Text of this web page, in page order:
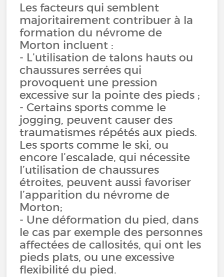
Les facteurs qui semblent
majoritairement contribuer à la
formation du névrome de
Morton incluent :
- L’utilisation de talons hauts ou
chaussures serrées qui
provoquent une pression
excessive sur la pointe des pieds ;
- Certains sports comme le
jogging, peuvent causer des
traumatismes répétés aux pieds.
Les sports comme le ski, ou
encore l’escalade, qui nécessite
l’utilisation de chaussures
étroites, peuvent aussi favoriser
l’apparition du névrome de
Morton;
- Une déformation du pied, dans
le cas par exemple des personnes
affectées de callosités, qui ont les
pieds plats, ou une excessive
flexibilité du pied.